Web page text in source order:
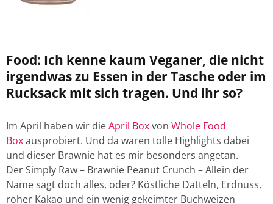
Food: Ich kenne kaum Veganer, die nicht
irgendwas zu Essen in der Tasche oder im
Rucksack mit sich tragen. Und ihr so?
Im April haben wir dieApril Boxvon Whole Food
Boxausprobiert. Und da waren tolle Highlights dabei
und dieser Brawnie hat es mir besonders angetan.
Der Simply Raw – Brawnie Peanut Crunch – Allein der
Name sagt doch alles, oder? Köstliche Datteln, Erdnuss,
roher Kakao und ein wenig gekeimter Buchweizen